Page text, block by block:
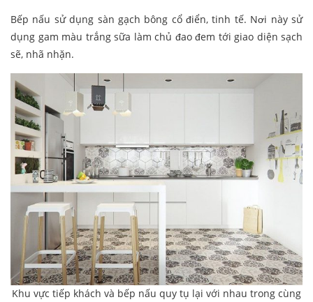
Bếp nấu sử dụng sàn gạch bông cổ điển, tinh tế. Nơi này sử
dụng gam màu trắng sữa làm chủ đao đem tới giao diện sạch
sẽ, nhã nhặn.
Khu vực tiếp khách và bếp nấu quy tụ lại với nhau trong cùng